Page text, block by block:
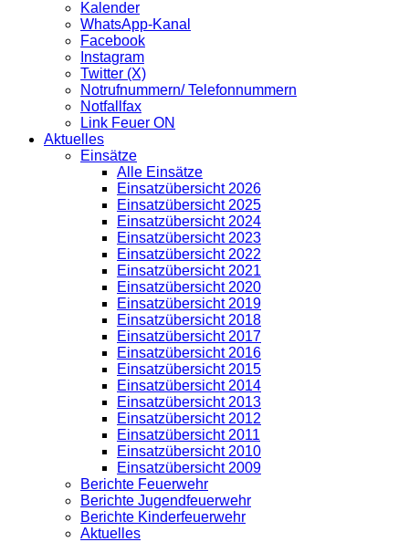
Kalender
WhatsApp-Kanal
Facebook
Instagram
Twitter (X)
Notrufnummern/ Telefonnummern
Notfallfax
Link Feuer ON
Aktuelles
Einsätze
Alle Einsätze
Einsatzübersicht 2026
Einsatzübersicht 2025
Einsatzübersicht 2024
Einsatzübersicht 2023
Einsatzübersicht 2022
Einsatzübersicht 2021
Einsatzübersicht 2020
Einsatzübersicht 2019
Einsatzübersicht 2018
Einsatzübersicht 2017
Einsatzübersicht 2016
Einsatzübersicht 2015
Einsatzübersicht 2014
Einsatzübersicht 2013
Einsatzübersicht 2012
Einsatzübersicht 2011
Einsatzübersicht 2010
Einsatzübersicht 2009
Berichte Feuerwehr
Berichte Jugendfeuerwehr
Berichte Kinderfeuerwehr
Aktuelles